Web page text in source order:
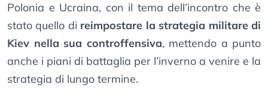
Polonia e Ucraina, con il tema dell’incontro che è
stato quello di reimpostare la strategia militare di
Kiev nella sua controffensiva, mettendo a punto
anche i piani di battaglia per l’inverno a venire e la
strategia di lungo termine.